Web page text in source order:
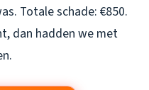
Totale schade: €850.
dan hadden we met